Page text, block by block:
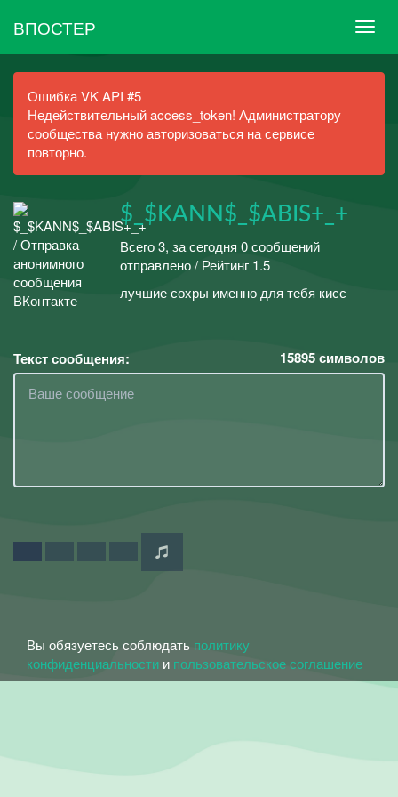
ВПОСТЕР
Ошибка VK API #5
Недействительный access_token! Администратору
сообщества нужно авторизоваться на сервисе
повторно.
$_$KANN$_$ABIS+_+
Всего 3, за сегодня 0 сообщений
отправлено / Рейтинг 1.5
лучшие сохры именно для тебя кисс
Текст сообщения: 15895символов
Вы обязуетесь соблюдать политику
конфиденциальности и пользовательское соглашение